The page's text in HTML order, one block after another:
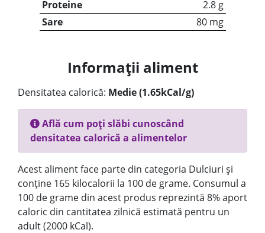
Proteine
2.8 g
Sare
80 mg
Informații aliment
Densitatea calorică: Medie (1.65kCal/g)
Află cum poți slăbi cunoscând
densitatea calorică a alimentelor
Acest aliment face parte din categoria Dulciuri și
conține 165 kilocalorii la 100 de grame. Consumul a
100 de grame din acest produs reprezintă 8% aport
caloric din cantitatea zilnică estimată pentru un
adult (2000 kCal).